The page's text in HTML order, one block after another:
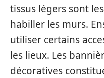
tissus légers sont
habiller les murs.
utiliser certains
les lieux. Les
décoratives